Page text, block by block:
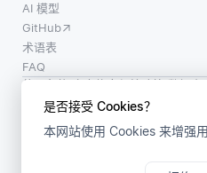
是否接受 Cookies？
本网站使用 Cookies 来增强用
发者可
以更清
晰地了
解哪些
因素影
关键
AI 模型
GitHub
术语表
FAQ
使用条款·个人信息保护政策·数据安
LF AI、LF AI & Data、Milvus，以及
Foundation 所有商标
版权所有 ©2026 上海赜睿信息科技有